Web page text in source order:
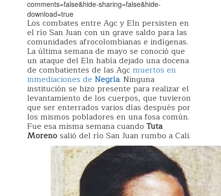
comments=false&hide-sharing=false&hide-
download=true
Los combates entre Agc y Eln persisten en
el río San Juan con un grave saldo para las
comunidades afrocolombianas e indígenas.
La última semana de mayo se conoció que
un ataque del Eln había dejado una docena
de combatientes de las Agcmuertos en
inmediaciones de Negría. Ninguna
institución se hizo presente para realizar el
levantamiento de los cuerpos, que tuvieron
que ser enterrados varios días después por
los mismos pobladores en una fosa común.
Fue esa misma semana cuando Tuta
Morenosalió del río San Juan rumbo a Cali.